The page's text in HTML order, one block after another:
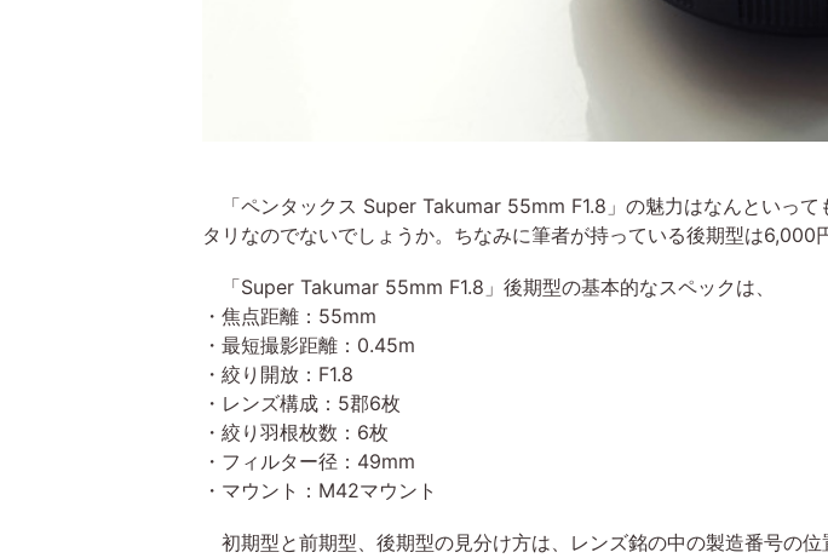
「ペンタックス Super Takumar 55mm F1.8」の魅力はなんといっ
タリなのでないでしょうか。ちなみに筆者が持っている後期型は6,000
「Super Takumar 55mm F1.8」後期型の基本的なスペックは、
・焦点距離：55mm
・最短撮影距離：0.45m
・絞り開放：F1.8
・レンズ構成：5郡6枚
・絞り羽根枚数：6枚
・フィルター径：49mm
・マウント：M42マウント
初期型と前期型、後期型の見分け方は、レンズ銘の中の製造番号の